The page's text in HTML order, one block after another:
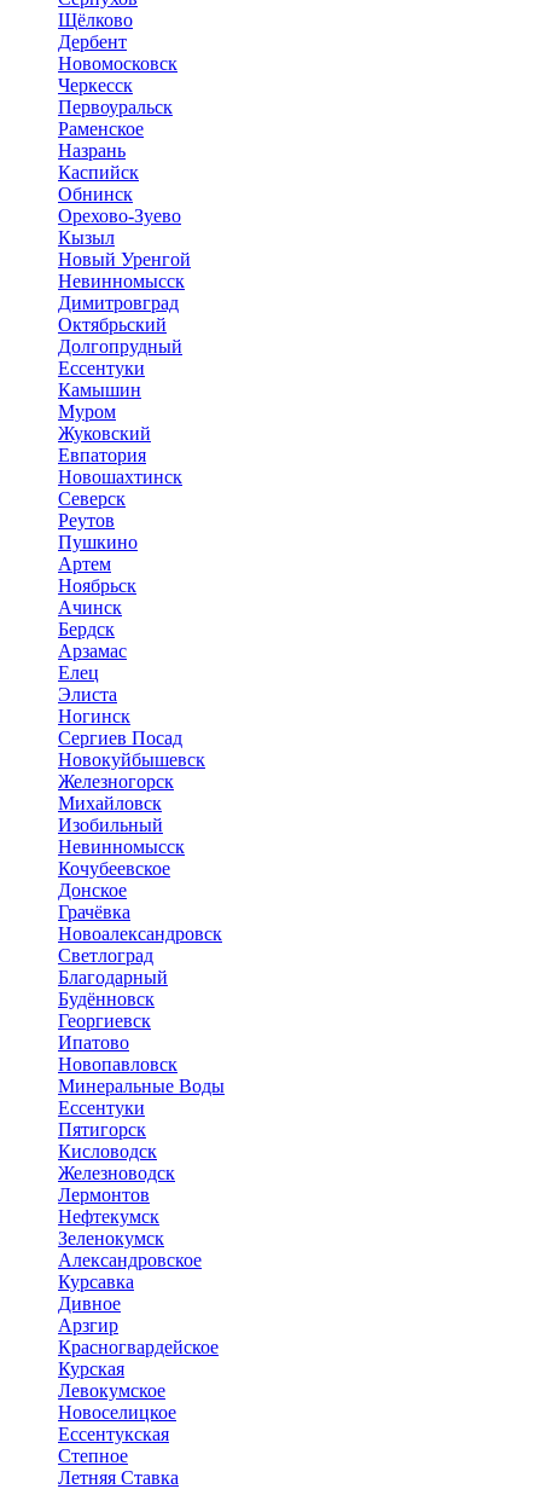
Щёлково
Дербент
Новомосковск
Черкесск
Первоуральск
Раменское
Назрань
Каспийск
Обнинск
Орехово-Зуево
Кызыл
Новый Уренгой
Невинномысск
Димитровград
Октябрьский
Долгопрудный
Ессентуки
Камышин
Муром
Жуковский
Евпатория
Новошахтинск
Северск
Реутов
Пушкино
Артем
Ноябрьск
Ачинск
Бердск
Арзамас
Елец
Элиста
Ногинск
Сергиев Посад
Новокуйбышевск
Железногорск
Михайловск
Изобильный
Невинномысск
Кочубеевское
Донское
Грачёвка
Новоалександровск
Светлоград
Благодарный
Будённовск
Георгиевск
Ипатово
Новопавловск
Минеральные Воды
Ессентуки
Пятигорск
Кисловодск
Железноводск
Лермонтов
Нефтекумск
Зеленокумск
Александровское
Курсавка
Дивное
Арзгир
Красногвардейское
Курская
Левокумское
Новоселицкое
Ессентукская
Степное
Летняя Ставка